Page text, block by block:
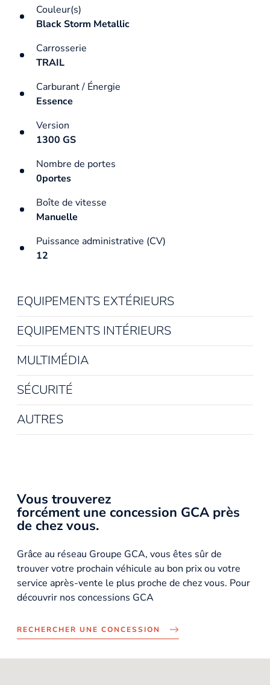
Couleur(s)
Black Storm Metallic
Carrosserie
TRAIL
Carburant / Énergie
Essence
Version
1300 GS
Nombre de portes
0portes
Boîte de vitesse
Manuelle
Puissance administrative (CV)
12
EQUIPEMENTS EXTÉRIEURS
EQUIPEMENTS INTÉRIEURS
MULTIMÉDIA
SÉCURITÉ
AUTRES
Vous trouverez
forcément une concession GCA près
de chez vous.
Grâce au réseau Groupe GCA, vous êtes sûr de
trouver votre prochain véhicule au bon prix ou votre
service après-vente le plus proche de chez vous. Pour
découvrir nos concessions GCA
RECHERCHER UNE CONCESSION